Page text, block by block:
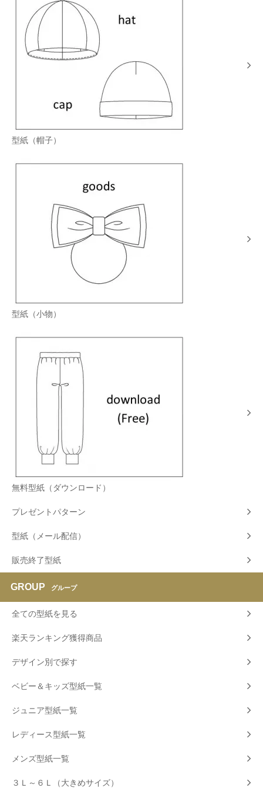
型紙（帽子）
型紙（小物）
無料型紙（ダウンロード）
プレゼントパターン
型紙（メール配信）
販売終了型紙
GROUP グループ
全ての型紙を見る
楽天ランキング獲得商品
デザイン別で探す
ベビー＆キッズ型紙一覧
ジュニア型紙一覧
レディース型紙一覧
メンズ型紙一覧
３Ｌ～６Ｌ（大きめサイズ）